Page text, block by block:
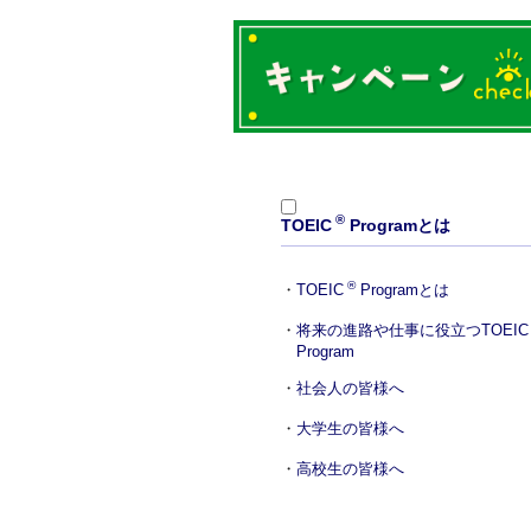
TOEIC ® Programとは
TOEIC ®Programとは
将来の進路や仕事に役立つTOEIC
Program
社会人の皆様へ
大学生の皆様へ
高校生の皆様へ